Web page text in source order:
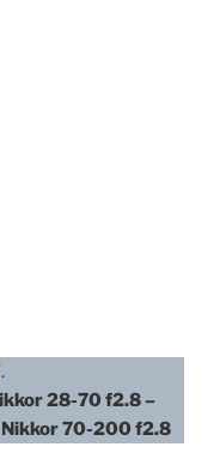
.
28-70 f2.8 –
Nikkor 70-200 f2.8